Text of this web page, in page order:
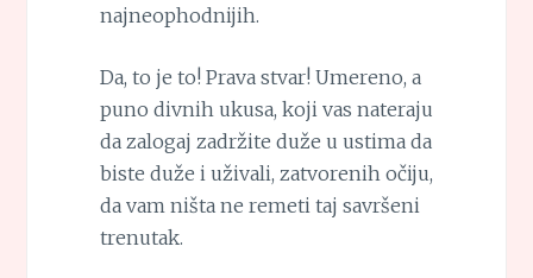
najneophodnijih.
Da, to je to! Prava stvar! Umereno, a
puno divnih ukusa, koji vas nateraju
da zalogaj zadržite duže u ustima da
biste duže i uživali, zatvorenih očiju,
da vam ništa ne remeti taj savršeni
trenutak.